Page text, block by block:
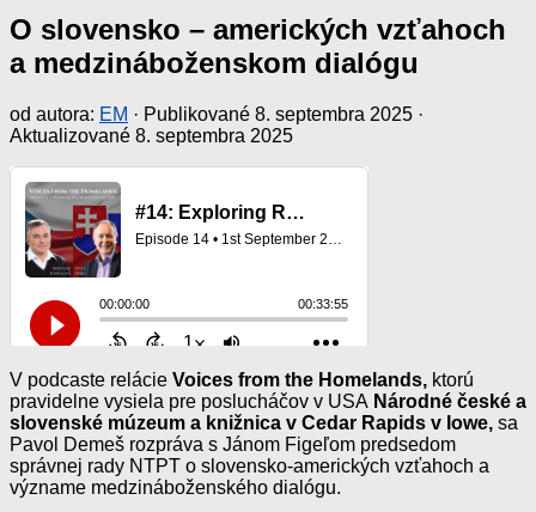
O slovensko – amerických vzťahoch
a medzináboženskom dialógu
od autora: EM · Publikované 8. septembra 2025 ·
Aktualizované 8. septembra 2025
V podcaste relácie Voices from the Homelands, ktorú
pravidelne vysiela pre poslucháčov v USA Národné české a
slovenské múzeum a knižnica v Cedar Rapids v Iowe, sa
Pavol Demeš rozpráva s Jánom Figeľom predsedom
správnej rady NTPT o slovensko-amerických vzťahoch a
význame medzináboženského dialógu.